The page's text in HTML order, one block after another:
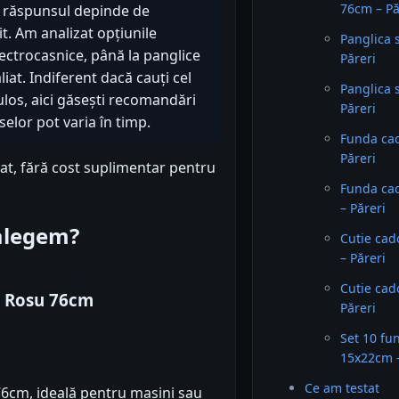
depinde de
Am analizat opțiunile
până la panglice
Indiferent dacă cauți cel
aici găsești recomandări
pot varia în timp.
fără cost suplimentar pentru
76cm
ideală pentru mașini sau
76cm –
Panglica
Păreri
Panglica
Păreri
Funda
Păreri
Funda
– Păreri
Cutie
– Păreri
Cutie
Păreri
Set 10
15x22cm
Ce am testat